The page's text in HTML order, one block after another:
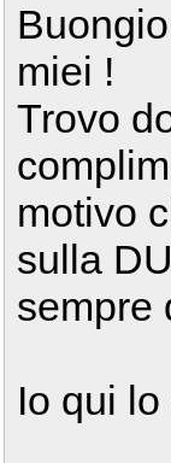
miei !
Trovo
motivo
sulla
sempre
Io qui